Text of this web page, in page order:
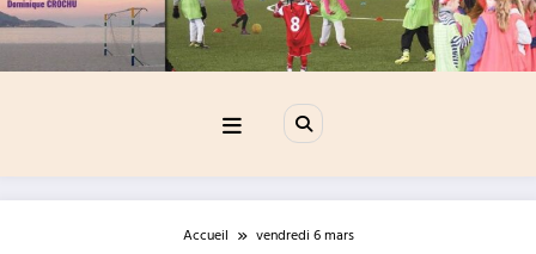
Accueil vendredi 6 mars